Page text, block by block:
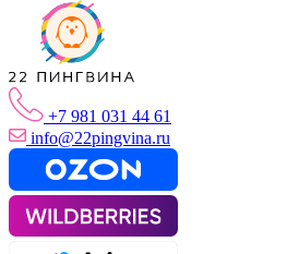
+7 981 031 44 61
info@22pingvina.ru